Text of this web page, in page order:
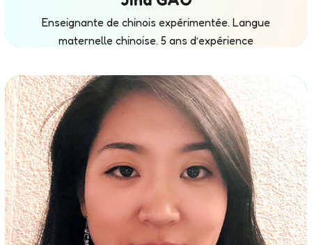
Melanie Wheatley
Enseignante d’anglais (Cambridge English). Langue
Enseignante de chinois expérimentée. Langue
maternelle chinoise. 5 ans d’expérience